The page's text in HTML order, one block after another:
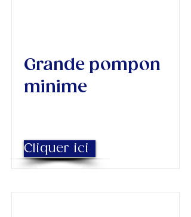
Grande pompon
minime
Cliquer ici